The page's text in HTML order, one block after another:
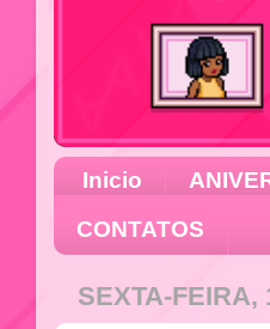
Inicio
CONTATOS
SEXTA-FEIRA,